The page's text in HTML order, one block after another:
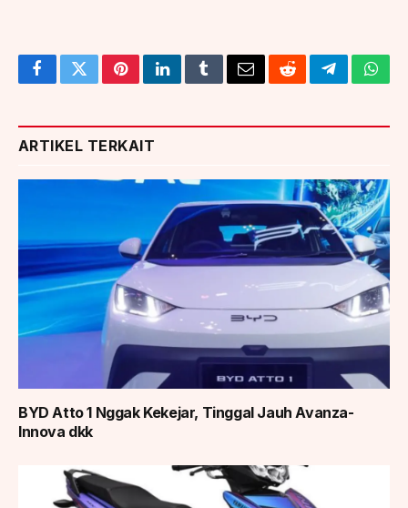
FacebookTwitterPinterestLinkedInTumblrEmailRedditTelegram
ARTIKEL TERKAIT
BYD Atto 1 Nggak Kekejar, Tinggal Jauh Avanza-
Innova dkk